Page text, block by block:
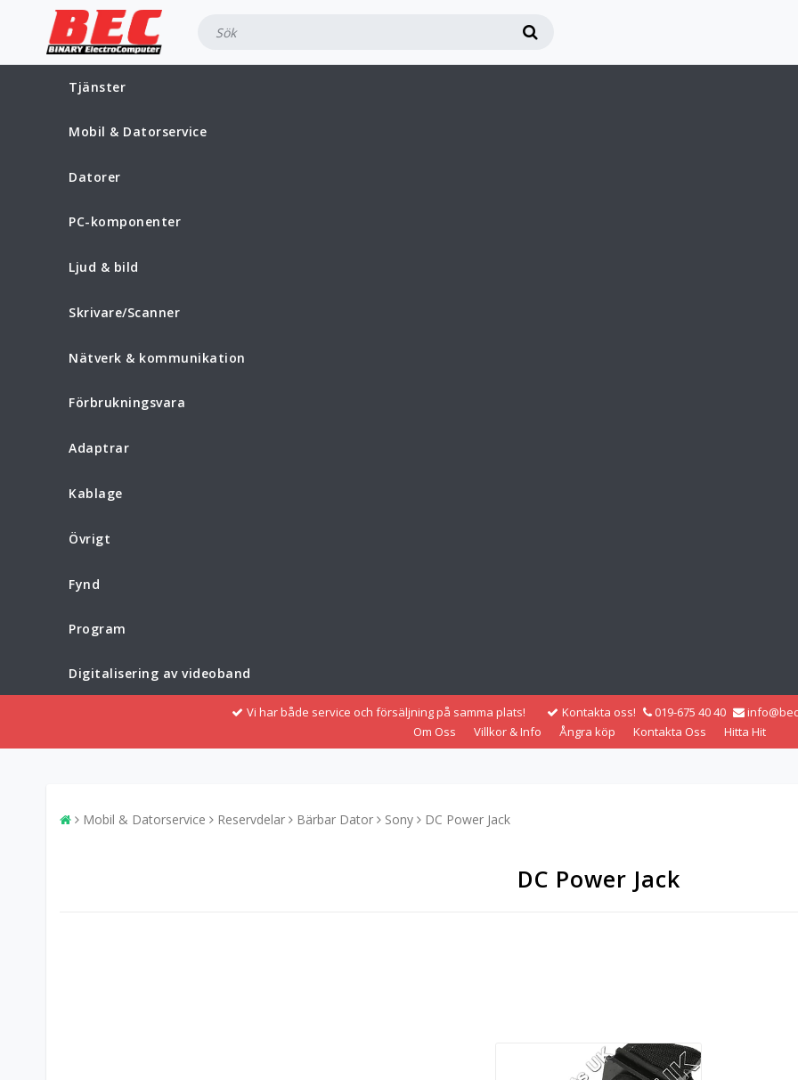
Tjänster
Mobil & Datorservice
Datorer
PC-komponenter
Ljud & bild
Skrivare/Scanner
Nätverk & kommunikation
Förbrukningsvara
Adaptrar
Kablage
Övrigt
Fynd
Program
Digitalisering av videoband
Vi har både service och försäljning på samma plats! Kontakta oss! 019-675 40 40
Om Oss
Villkor & Info Ångra köp Kontakta Oss Hitta Hit
Mobil & Datorservice Reservdelar Bärbar Dator Sony DC Power Jack
DC Power Jack